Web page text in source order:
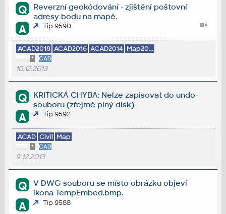
Q
Reverzní geokódování - zjištění poštovní
adresy bodu na mapě.
A Tip 9590
ACAD2018 ACAD2016 ACAD2014 Map20...
* CAD
10.12.2013
Q
KRITICKÁ CHYBA: Nelze zapisovat do undo-
souboru (zřejmě plný disk)
A Tip 9592
ACAD Civil Map
* CAD
9.12.2013
Q
V DWG souboru se místo obrázku objeví
ikona TempEmbed.bmp.
A Tip 9588